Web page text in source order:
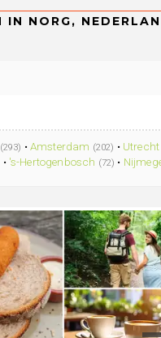
(293) •Amsterdam (202) • Utrecht
• 's-Hertogenbosch (72) •